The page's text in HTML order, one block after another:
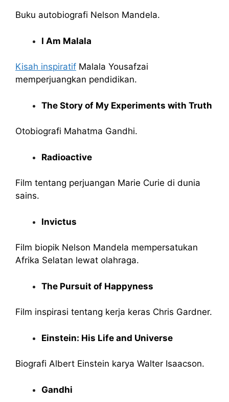
Buku autobiografi Nelson Mandela.
I Am Malala
Kisah inspiratif Malala Yousafzai
memperjuangkan pendidikan.
The Story of My Experiments with Truth
Otobiografi Mahatma Gandhi.
Radioactive
Film tentang perjuangan Marie Curie di dunia
sains.
Invictus
Film biopik Nelson Mandela mempersatukan
Afrika Selatan lewat olahraga.
The Pursuit of Happyness
Film inspirasi tentang kerja keras Chris Gardner.
Einstein: His Life and Universe
Biografi Albert Einstein karya Walter Isaacson.
Gandhi